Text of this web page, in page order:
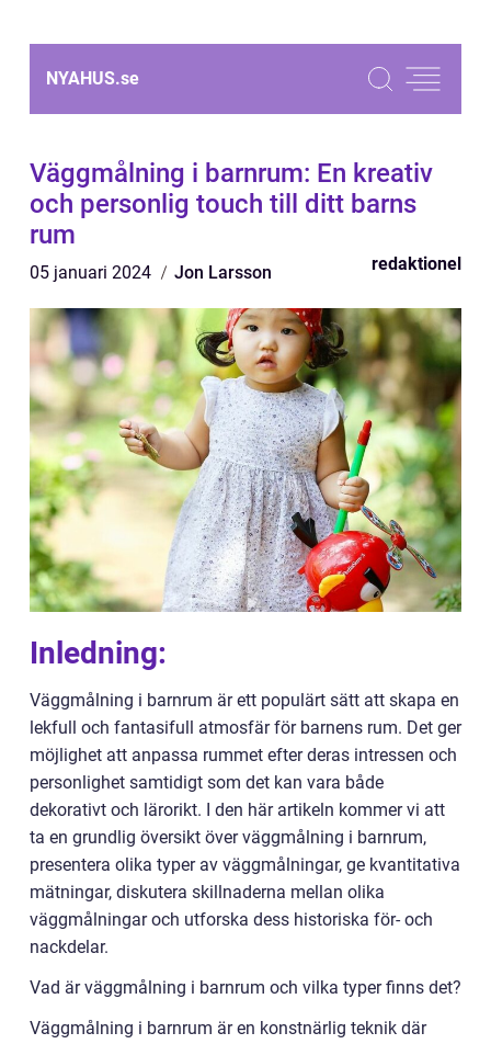
NYAHUS.se
Väggmålning i barnrum: En kreativ
och personlig touch till ditt barns
rum
05 januari 2024 Jon Larsson redaktionel
Inledning:
Väggmålning i barnrum är ett populärt sätt att skapa en
lekfull och fantasifull atmosfär för barnens rum. Det ger
möjlighet att anpassa rummet efter deras intressen och
personlighet samtidigt som det kan vara både
dekorativt och lärorikt. I den här artikeln kommer vi att
ta en grundlig översikt över väggmålning i barnrum,
presentera olika typer av väggmålningar, ge kvantitativa
mätningar, diskutera skillnaderna mellan olika
väggmålningar och utforska dess historiska för- och
nackdelar.
Vad är väggmålning i barnrum och vilka typer finns det?
Väggmålning i barnrum är en konstnärlig teknik där